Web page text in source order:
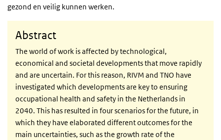
gezond en veilig kunnen werken.
Abstract
The world of work is affected by technological,
economical and societal developments that move rapidly
and are uncertain. For this reason, RIVM and TNO have
investigated which developments are key to ensuring
occupational health and safety in the Netherlands in
2040. This has resulted in four scenarios for the future, in
which they have elaborated different outcomes for the
main uncertainties, such as the growth rate of the